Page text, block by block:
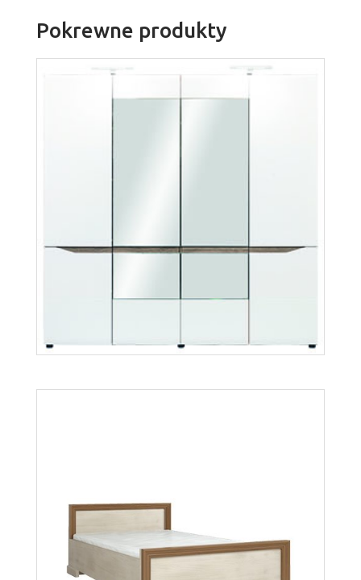
Pokrewne produkty